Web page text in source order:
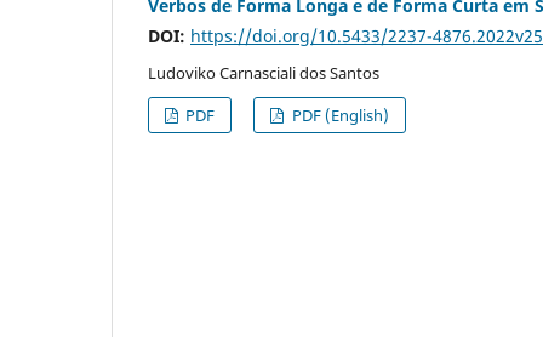
Verbos de Forma Longa e de Forma Curta em
DOI: https://doi.org/10.5433/2237-
Ludoviko Carnasciali dos Santos
PDF
PDF (English)